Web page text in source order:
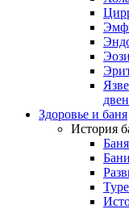
Здоровье и баня
История